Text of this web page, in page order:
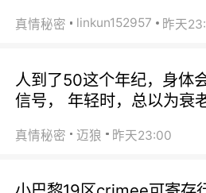
真情秘密 linkun152957 昨天
人到了50这个年纪，身体
信号， 年轻时，总以为衰
真情秘密 迈狼 昨天23:00